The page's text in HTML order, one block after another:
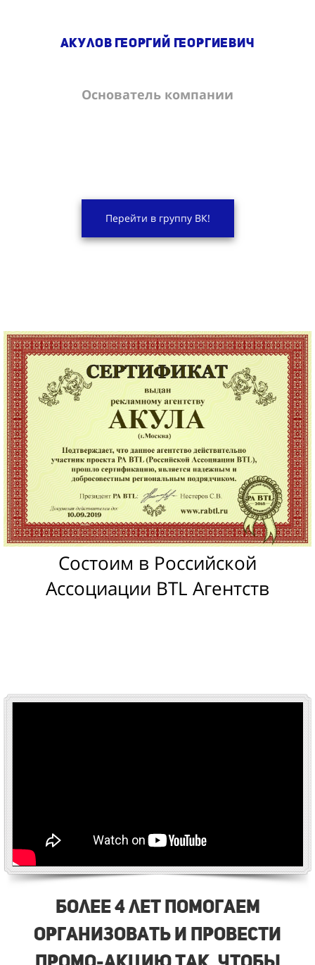
Акулов Георгий Георгиевич
Основатель компании
Перейти в группу ВК!
Состоим в Российской
Ассоциации BTL Агентств
Более 4 лет помогаем
организовать и провести